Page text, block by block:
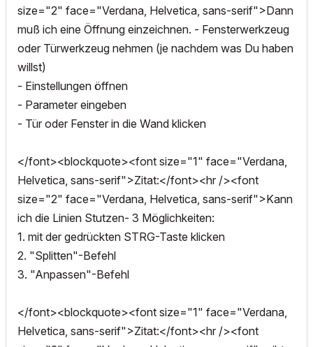
size="2" face="Verdana, Helvetica, sans-serif">Dann
muß ich eine Öffnung einzeichnen. - Fensterwerkzeug
oder Türwerkzeug nehmen (je nachdem was Du haben
willst)
- Einstellungen öffnen
- Parameter eingeben
- Tür oder Fenster in die Wand klicken
</font><blockquote><font size="1" face="Verdana,
Helvetica, sans-serif">Zitat:</font><hr /><font
size="2" face="Verdana, Helvetica, sans-serif">Kann
ich die Linien Stutzen- 3 Möglichkeiten:
1. mit der gedrückten STRG-Taste klicken
2. "Splitten"-Befehl
3. "Anpassen"-Befehl
</font><blockquote><font size="1" face="Verdana,
Helvetica, sans-serif">Zitat:</font><hr /><font